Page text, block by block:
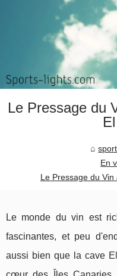
Le Pressage du
En
Le Pressage du
Le monde du vin est
fascinantes, et peu
aussi bien que la cave